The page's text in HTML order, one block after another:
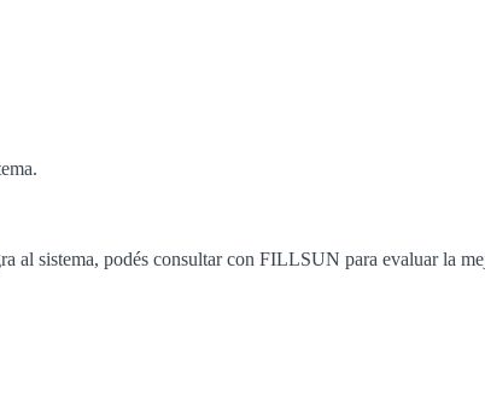
al sistema, podés consultar con FILLSUN para evaluar la